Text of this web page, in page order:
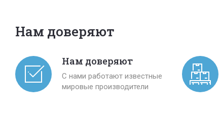
Нам доверяют
Нам доверяют
С нами работают известные
мировые производители